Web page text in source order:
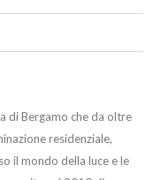
di Bergamo che da oltre
residenziale,
il mondo della luce e le